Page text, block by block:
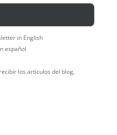
in English
español
los artículos del blog,